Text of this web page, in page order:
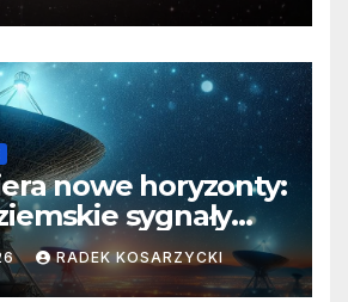
nowe horyzonty:
sygnały
nieoczekiwanych
RADEK KOSARZYCKI